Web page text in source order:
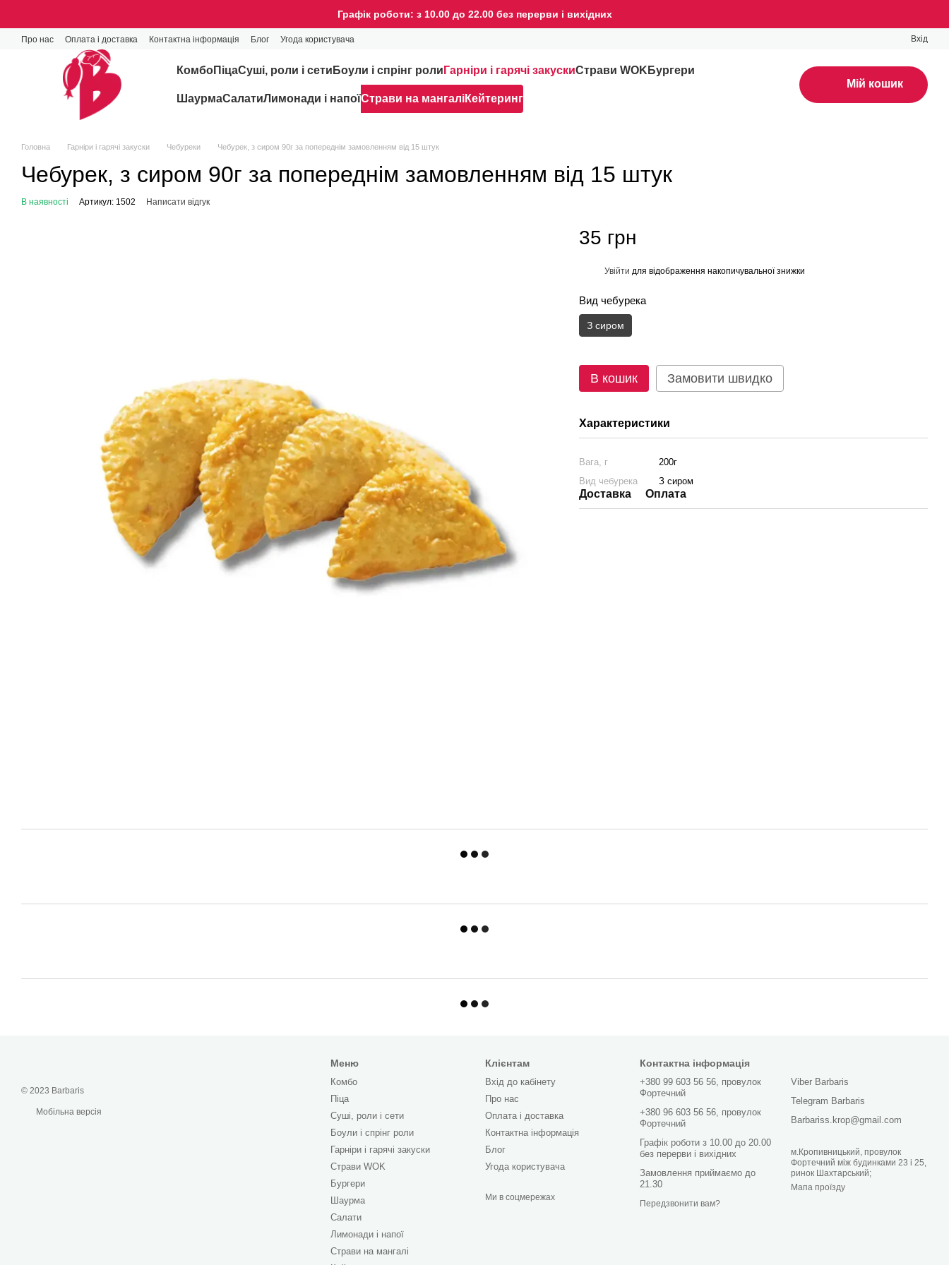
Графік роботи: з 10.00 до 22.00 без перерви і вихідних
Про нас Оплата і доставка Контактна інформація Блог Угода користувача Вхід
КомбоПіцаCуші, роли і сети Боули і спрінг роли Гарніри і гарячі закускиСтрави WOK Бургери
ШаурмаСалатиЛимонади і напоїСтрави на мангаліКейтеринг
Мій кошик
Головна Гарніри і гарячі закуски Чебуреки Чебурек, з сиром 90г за попереднім замовленням від 15 штук
Чебурек, з сиром 90г за попереднім замовленням від 15 штук
В наявності Артикул: 1502 Написати відгук
35 грн
Увійти для відображення накопичувальної знижки
Вид чебурека
З сиром
В кошик Замовити швидко
Характеристики
Вага, г
200г
Вид чебурека
З сиром
Доставка Оплата
© 2023 Barbaris
Мобільна версія
Меню
Комбо
Піца
Cуші, роли і сети
Боули і спрінг роли
Гарніри і гарячі закуски
Страви WOK
Бургери
Шаурма
Салати
Лимонади і напої
Страви на мангалі
Клієнтам
Вхід до кабінету
Про нас
Оплата і доставка
Контактна інформація
Блог
Угода користувача
Ми в соцмережах
Контактна інформація
+380 99 603 56 56, провулок
Фортечний
+380 96 603 56 56, провулок
Фортечний
Графік роботи з 10.00 до 20.00
без перерви і вихідних
Замовлення приймаємо до
21.30
Передзвонити вам?
Viber Barbaris
Telegram Barbaris
Barbariss.krop@gmail.com
м.Кропивницький, провулок
Фортечний між будинками 23 і 25,
ринок Шахтарський;
Мапа проїзду